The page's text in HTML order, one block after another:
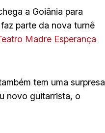
a Goiânia para
parte da nova turnê
Madre Esperança
tem uma surpresa
novo guitarrista, o